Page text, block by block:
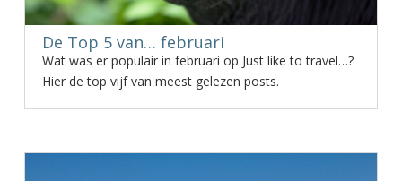
De Top 5 van… februari
Wat was er populair in februari op Just like to travel…?
Hier de top vijf van meest gelezen posts.